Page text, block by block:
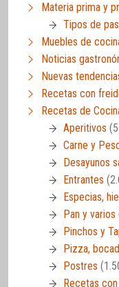
Materia prima y
Tipos de
Muebles de
Noticias
Nuevas
Recetas con
Recetas de
Aperitivos
Carne y
Desayunos
Entrantes
Especias,
Pan y varios
Pinchos y
Pizza,
Postres
Recetas